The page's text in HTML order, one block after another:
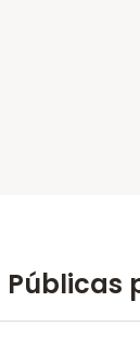
Públicas